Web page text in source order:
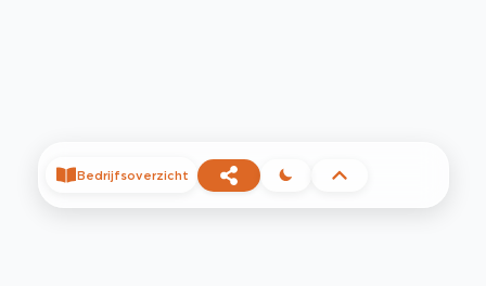
Bedrijfsoverzicht